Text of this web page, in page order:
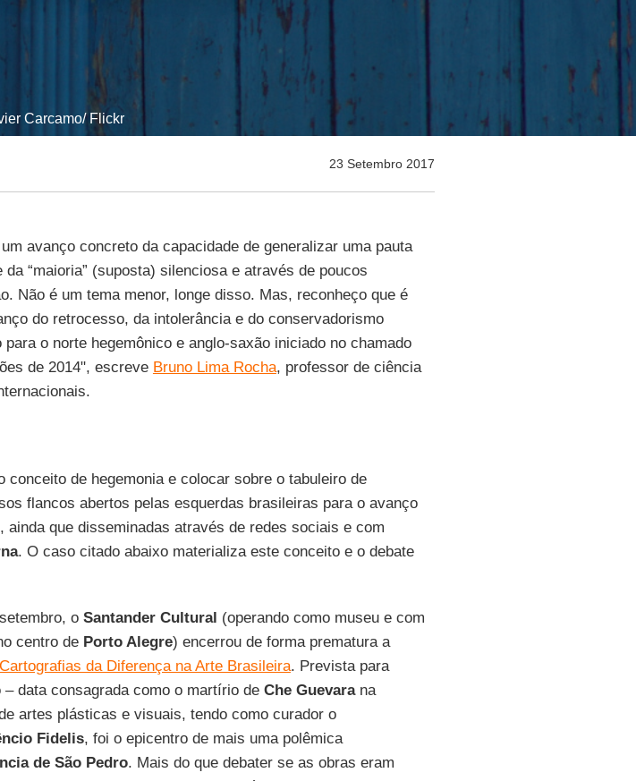
Carcamo/ Flickr
23 Setembro 2017
avanço concreto da capacidade de generalizar uma pauta
“maioria” (suposta) silenciosa e através de poucos
Não é um tema menor, longe disso. Mas, reconheço que é
do retrocesso, da intolerância e do conservadorismo
o norte hegemônico e anglo-saxão iniciado no chamado
de 2014", escreve Bruno Lima Rocha, professor de ciência
conceito de hegemonia e colocar sobre o tabuleiro de
flancos abertos pelas esquerdas brasileiras para o avanço
ainda que disseminadas através de redes sociais e com
. O caso citado abaixo materializa este conceito e o debate
o Santander Cultural (operando como museu e com
centro de Porto Alegre) encerrou de forma prematura a
da Diferença na Arte Brasileira. Prevista para
data consagrada como o martírio de Che Guevarana
artes plásticas e visuais, tendo como curador o
Fidelis, foi o epicentro de mais uma polêmica
de São Pedro. Mais do que debater se as obras eram